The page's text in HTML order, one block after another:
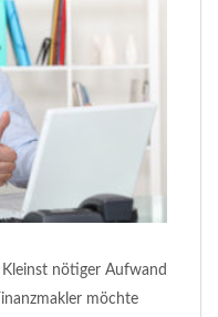
nötiger Aufwand
möchte